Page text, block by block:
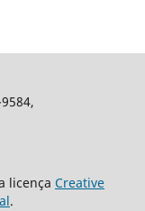
licença Creative
.